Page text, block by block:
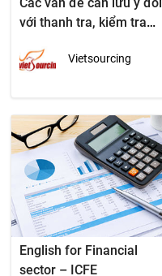
với thanh tra, kiểm tra
Vietsourcing
English for Financial
sector – ICFE